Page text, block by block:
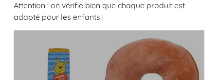
Attention : on vérifie bien que chaque produit est
adapté pour les enfants !